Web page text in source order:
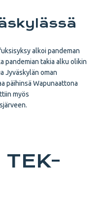
alkoi pandeman
pandemian takia alku olikin
Jyväskylän oman
päihinsä Wapunaattona
myös